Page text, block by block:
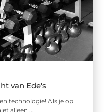
van Ede's
technologie! Als je op
alleen ...